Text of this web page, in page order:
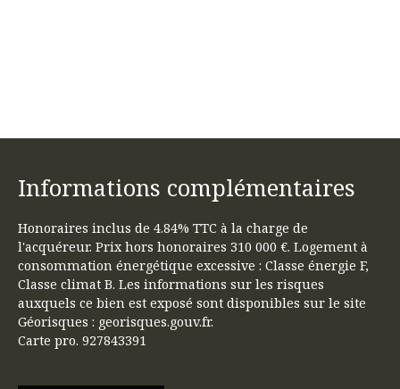
Informations complémentaires
Honoraires inclus de 4.84% TTC à la charge de
l'acquéreur. Prix hors honoraires 310 000 €. Logement à
consommation énergétique excessive : Classe énergie F,
Classe climat B. Les informations sur les risques
auxquels ce bien est exposé sont disponibles sur le site
Géorisques : georisques.gouv.fr.
Carte pro. 927843391